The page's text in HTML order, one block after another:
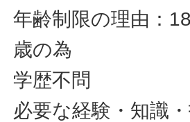
年齢制限の理由：
歳の為
学歴不問
必要な経験・知識